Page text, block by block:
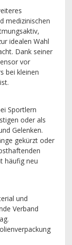
medizinischen
idealen Wahl
Dank seiner
vor
bei kleinen
Sportlern
oder als
Gelenken.
gekürzt oder
häufig neu
und
Verband